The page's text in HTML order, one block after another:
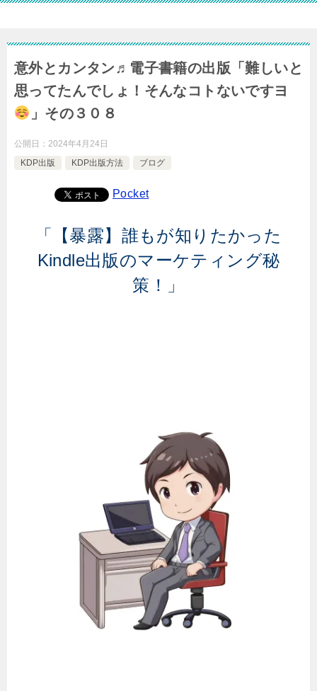
意外とカンタン♬電子書籍の出版「難しいと
思ってたんでしょ！そんなコトないですヨ
」その３０８
公開日： 2024年4月24日
KDP出版
KDP出版方法 ブログ
Pocket
「【暴露】誰もが知りたかった
Kindle出版のマーケティング秘
策！」